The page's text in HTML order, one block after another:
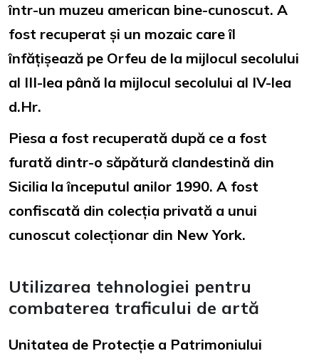
într-un muzeu american bine-cunoscut. A
fost recuperat și un mozaic care îl
înfățișează pe Orfeu de la mijlocul secolului
al III-lea până la mijlocul secolului al IV-lea
d.Hr.
Piesa a fost recuperată după ce a fost
furată dintr-o săpătură clandestină din
Sicilia la începutul anilor 1990. A fost
confiscată din colecția privată a unui
cunoscut colecționar din New York.
Utilizarea tehnologiei pentru
combaterea traficului de artă
Unitatea de Protecție a Patrimoniului